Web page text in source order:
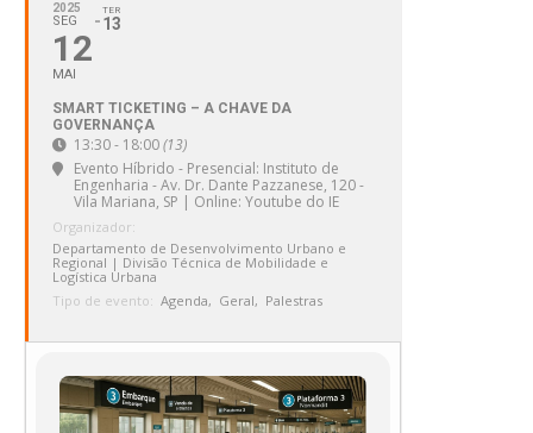
2025
SEG
12
MAI
TER
13
SMART TICKETING – A CHAVE DA
GOVERNANÇA
13:30 - 18:00(13)
Evento Híbrido - Presencial: Instituto de
Engenharia - Av. Dr. Dante Pazzanese, 120 -
Vila Mariana, SP | Online: Youtube do IE
Organizador:
Departamento de Desenvolvimento Urbano e
Regional | Divisão Técnica de Mobilidade e
Logística Urbana
Tipo de evento: Agenda, Geral, Palestras